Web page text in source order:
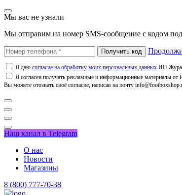
Мы вас не узнали
Мы отправим на номер SMS-сообщение с кодом
Я даю согласие на обработку моих персональных данных ИП
Я согласен получать рекламные и информационные материалы
Вы можете отозвать своё согласие, написав на почту
Наш канал в Telegram
О нас
Новости
Магазины
8 (800) 777-70-38